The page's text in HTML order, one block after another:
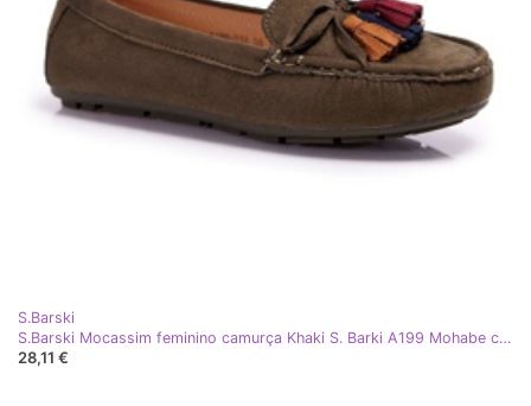
S.Barski
S.Barski Mocassim feminino camurça Khaki S. Barki A199 Mohabe cáqui verde
28,11 €